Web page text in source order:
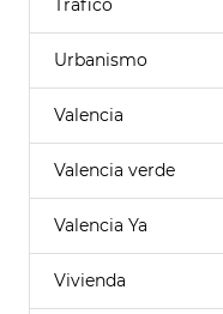
Urbanismo
Valencia
Valencia verde
Valencia Ya
Vivienda